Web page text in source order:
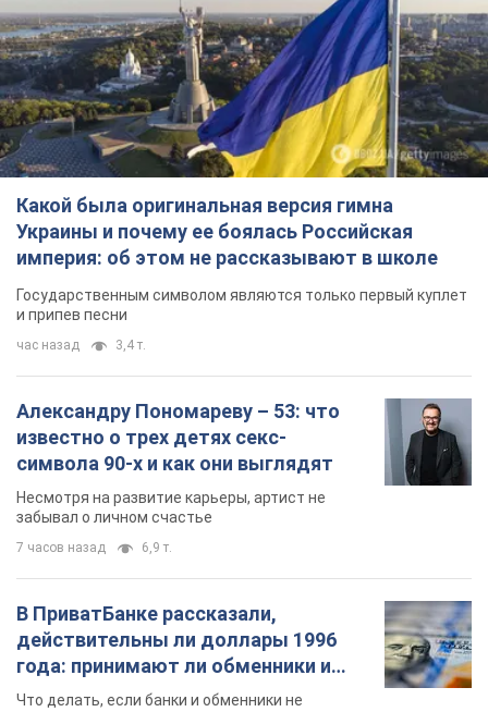
Государственным символом являются только первый куплет
и припев песни
час назад 3,4 т.
Александру Пономареву – 53: что
известно о трех детях секс-
символа 90-х и как они выглядят
Несмотря на развитие карьеры, артист не
забывал о личном счастье
7 часов назад 6,9 т.
В ПриватБанке рассказали,
действительны ли доллары 1996
года: принимают ли обменники и
банки такие купюры
Что делать, если банки и обменники не
принимают старые доллары
8 часов назад 60,3 т.